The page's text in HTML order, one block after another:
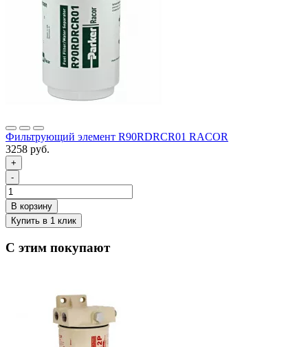
Фильтрующий элемент R90RDRCR01 RACOR
3258 руб.
+
-
С этим покупают